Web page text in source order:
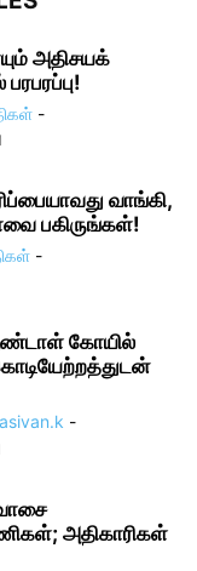
அதிசயக்
-
வாங்கி,
பகிருங்கள்!
-
கோயில்
-
அதிகாரிகள்